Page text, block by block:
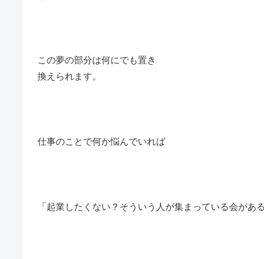
この夢の部分は何にでも置き
換えられます。
仕事のことで何か悩んでいれば
「起業したくない？そういう人が集まっている会があ